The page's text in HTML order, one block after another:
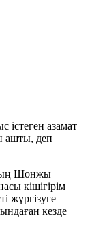
азамат
ашты, деп
Шонжы
кішігірім
жүргізуге
кезде